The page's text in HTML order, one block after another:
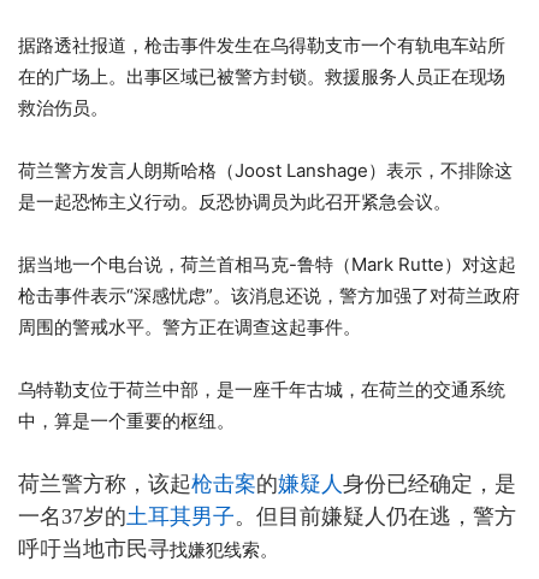
据路透社报道，枪击事件发生在乌得勒支市一个有轨电车站所
在的广场上。出事区域已被警方封锁。救援服务人员正在现场
救治伤员。
荷兰警方发言人朗斯哈格（Joost Lanshage）表示，不排除这
是一起恐怖主义行动。反恐协调员为此召开紧急会议。
据当地一个电台说，荷兰首相马克-鲁特（Mark Rutte）对这起
枪击事件表示“深感忧虑”。该消息还说，警方加强了对荷兰政府
周围的警戒水平。警方正在调查这起事件。
乌特勒支位于荷兰中部，是一座千年古城，在荷兰的交通系统
中，算是一个重要的枢纽。
荷兰警方称，该起枪击案的嫌疑人身份已经确定，是
一名37岁的土耳其男子。但目前嫌疑人仍在逃，警方
呼吁当地市民寻找嫌犯线索。